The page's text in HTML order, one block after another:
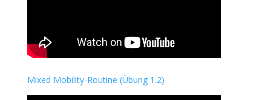
Mixed Mobility-Routine (Übung 1.2)